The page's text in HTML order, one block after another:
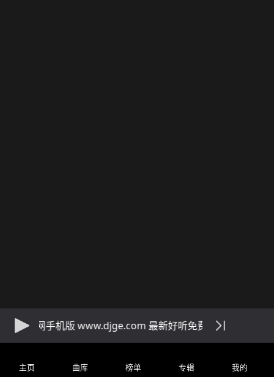
阁舞曲网手机版 www.djge.com 最新好听免费下载dj音乐网站
主页 曲库 榜单 专辑 我的